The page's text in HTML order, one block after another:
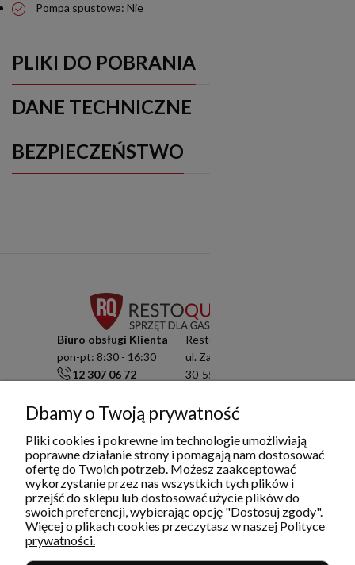
Pompa spustowa: Nie
PLIKI DO POBRANIA
DANE TECHNICZNE
BEZPIECZEŃSTWO
Biuro obsługi Klienta
pon-pt: 8:30 - 16:30
12 307 06 72
info@restoquality.pl
Serwis
pon-pt: 8:30 - 16:30
577 609 633
serwis@restoquality.pl
Resto Quality Sp. z o.o.
ul. Zamknięta 10/1.5
30-554 Kraków
KRS: 0000511822
Dbamy o Twoją prywatność
Pliki cookies i pokrewne im technologie umożliwiają
poprawne działanie strony i pomagają nam dostosować
ofertę do Twoich potrzeb. Możesz zaakceptować
wykorzystanie przez nas wszystkich tych plików i
przejść do sklepu lub dostosować użycie plików do
swoich preferencji, wybierając opcję "Dostosuj zgody".
Więcej o plikach cookies przeczytasz w naszej Polityce
prywatności.